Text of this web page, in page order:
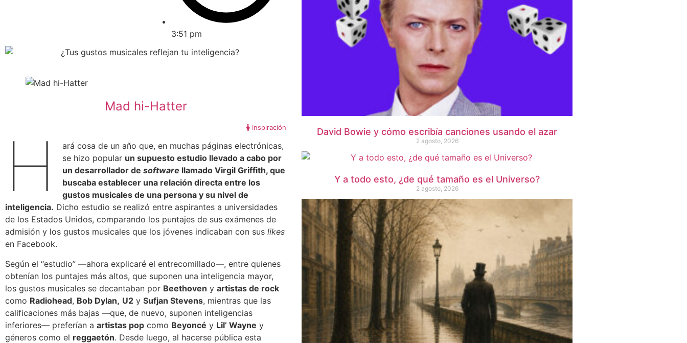
3:51 pm
Mad hi-Hatter
Inspiración
H
ará cosa de un año que, en muchas páginas electrónicas,
se hizo popular un supuesto estudio llevado a cabo por
un desarrollador desoftware llamado Virgil Griffith, que
buscaba establecer una relación directa entre los
gustos musicales de una persona y su nivel de
inteligencia. Dicho estudio se realizó entre aspirantes a universidades
de los Estados Unidos, comparando los puntajes de sus exámenes de
admisión y los gustos musicales que los jóvenes indicaban con sus likes
en Facebook.
Según el “estudio” —ahora explicaré el entrecomillado—, entre quienes
obtenían los puntajes más altos, que suponen una inteligencia mayor,
los gustos musicales se decantaban por Beethoven y artistas de rock
como Radiohead, Bob Dylan, U2 y Sufjan Stevens, mientras que las
calificaciones más bajas —que, de nuevo, suponen inteligencias
inferiores— preferían a artistas pop como Beyoncé y Lil’ Wayne y
géneros como el reggaetón. Desde luego, al hacerse pública esta
David Bowie y cómo escribía canciones usando el azar
2 agosto, 2026
Y a todo esto, ¿de qué tamaño es el Universo?
2 agosto, 2026